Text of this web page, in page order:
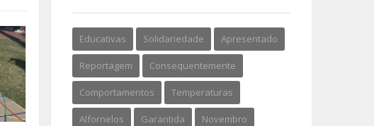
Educativas Solidariedade Apresentado
Reportagem Consequentemente
Comportamentos Temperaturas
Alfornelos Garantida Novembro